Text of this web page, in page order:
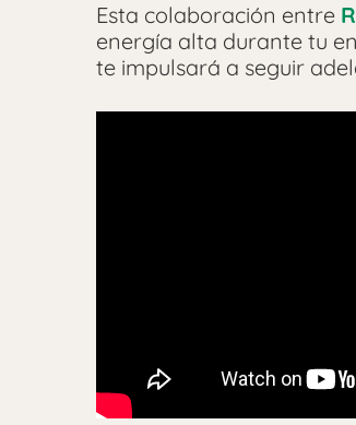
Esta colaboración entre
energía alta durante tu
te impulsará a seguir